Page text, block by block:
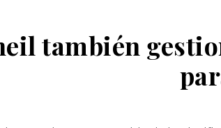
también